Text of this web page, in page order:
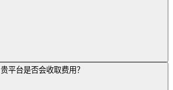
贵平台是否会收取费用？